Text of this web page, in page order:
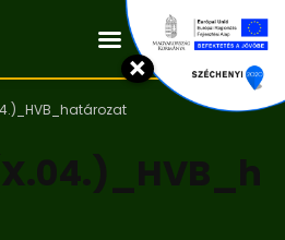
Kapcsolat
×